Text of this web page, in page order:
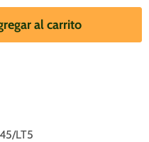
al carrito
LT5